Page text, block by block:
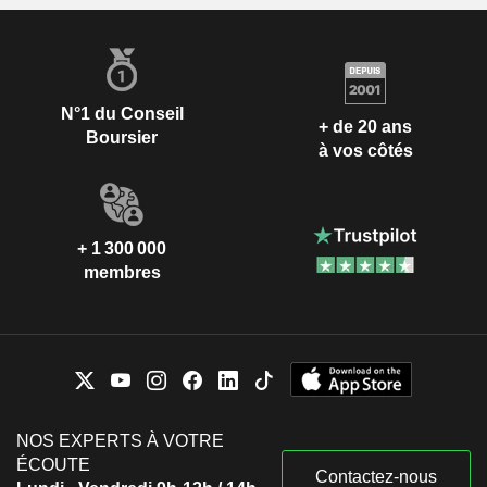
N°1 du Conseil
Boursier
+ de 20 ans
à vos côtés
+ 1 300 000
membres
NOS EXPERTS À VOTRE
ÉCOUTE
Contactez-nous